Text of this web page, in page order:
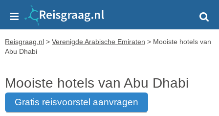
Reisgraag.nl > Verenigde Arabische Emiraten > Mooiste hotels van
Abu Dhabi
Mooiste hotels van Abu Dhabi
gratis reisvoorstel aanvragen